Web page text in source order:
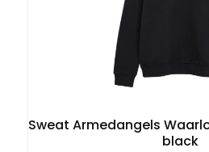
Sweat Armedangels
black